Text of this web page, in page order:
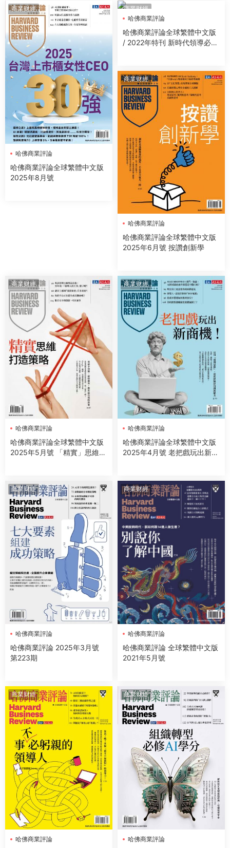
商業财經
哈佛商業評論
哈佛商業評論全球繁體中文版
2025年8月號
商業财經
哈佛商業評論
哈佛商業評論全球繁體中文版
/ 2022年特刊 新時代領導必修
商業财經
哈佛商業評論
哈佛商業評論全球繁體中文版
2025年6月號 按讚創新學
商業财經
哈佛商業評論
哈佛商業評論全球繁體中文版
2025年5月號 「精實」思維打
商業财經
哈佛商業評論
哈佛商業評論全球繁體中文版
2025年4月號 老把戲玩出新商
商業财經
哈佛商業評論
哈佛商業評論 2025年3月號
第223期
商業财經
哈佛商業評論
哈佛商業評論 全球繁體中文版
2021年5月號
商業财經
哈佛商業評論
商業财經
哈佛商業評論